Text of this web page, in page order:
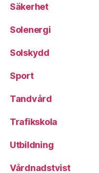
Säkerhet
Solenergi
Solskydd
Sport
Tandvård
Trafikskola
Utbildning
Vårdnadstvist